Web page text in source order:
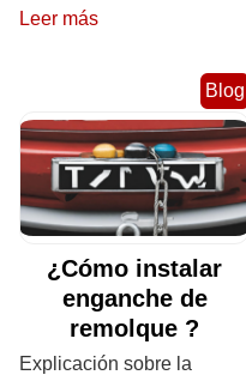
Leer más
Blog
¿Cómo instalar
enganche de
remolque ?
Explicación sobre la